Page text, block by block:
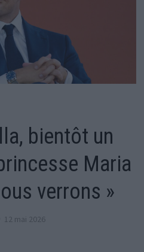
bientôt un
Maria
verrons »
12 mai 2026